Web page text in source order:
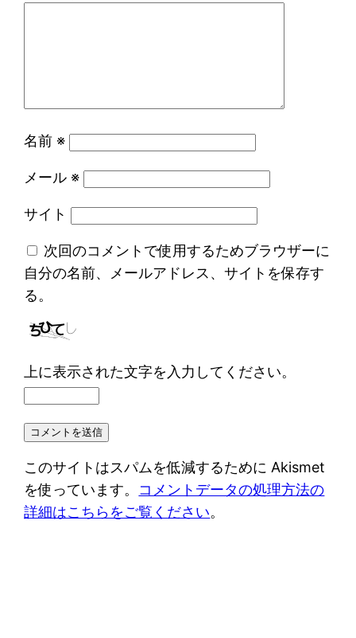
名前 ※
メール ※
サイト
次回のコメントで使用するためブラウザーに
自分の名前、メールアドレス、サイトを保存す
る。
上に表示された文字を入力してください。
このサイトはスパムを低減するために Akismet
を使っています。 コメントデータの処理方法の
詳細はこちらをご覧ください。